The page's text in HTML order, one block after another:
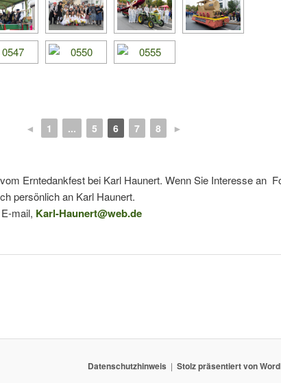
◄ 1 ... 5 6 7 8 ►
Erntedankfest bei Karl Haunert. Wenn Sie Interesse an
persönlich an Karl Haunert.
mail, Karl-Haunert@web.de
Datenschutzhinweis Stolz präsentiert von